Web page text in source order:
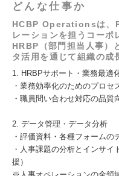
どんな仕事か
HCBP Operationsは、
レーションを担うコーポ
HRBP（部門担当人事）
タ活用を通じて組織の成
1. HRBPサポート・業務最適
・業務効率化のためのプロ
・職員問い合わせ対応の品
2. データ管理・データ分析
・評価資料・各種フォーム
・人事課題の分析とインサ
援）